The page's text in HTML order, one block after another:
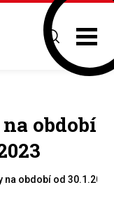
období
na období od